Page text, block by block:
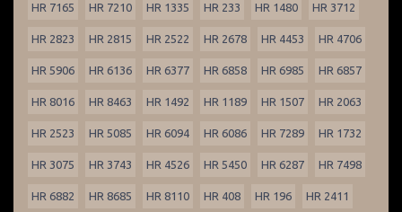
HR 7165 HR 7210 HR 1335 HR 233 HR 1480 HR 3712
HR 2823 HR 2815 HR 2522 HR 2678 HR 4453 HR 4706
HR 5906 HR 6136 HR 6377 HR 6858 HR 6985 HR 6857
HR 8016 HR 8463 HR 1492 HR 1189 HR 1507 HR 2063
HR 2523 HR 5085 HR 6094 HR 6086 HR 7289 HR 1732
HR 3075 HR 3743 HR 4526 HR 5450 HR 6287 HR 7498
HR 6882 HR 8685 HR 8110 HR 408 HR 196 HR 2411